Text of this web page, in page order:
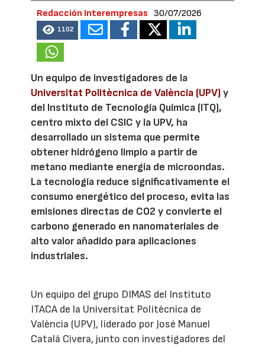
Redacción Interempresas 30/07/2026
1102
Un equipo de investigadores de la
Universitat Politècnica de València (UPV)y
del Instituto de Tecnología Química (ITQ),
centro mixto del CSIC y la UPV, ha
desarrollado un sistema que permite
obtener hidrógeno limpio a partir de
metano mediante energía de microondas.
La tecnología reduce significativamente el
consumo energético del proceso, evita las
emisiones directas de CO2 y convierte el
carbono generado en nanomateriales de
alto valor añadido para aplicaciones
industriales.
Un equipo del grupo DIMAS del Instituto
ITACA de la Universitat Politècnica de
València (UPV), liderado por José Manuel
Catalá Civera, junto con investigadores del